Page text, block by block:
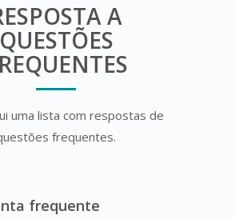
A
QUESTÕES
uma lista com respostas de
frequentes.
frequente